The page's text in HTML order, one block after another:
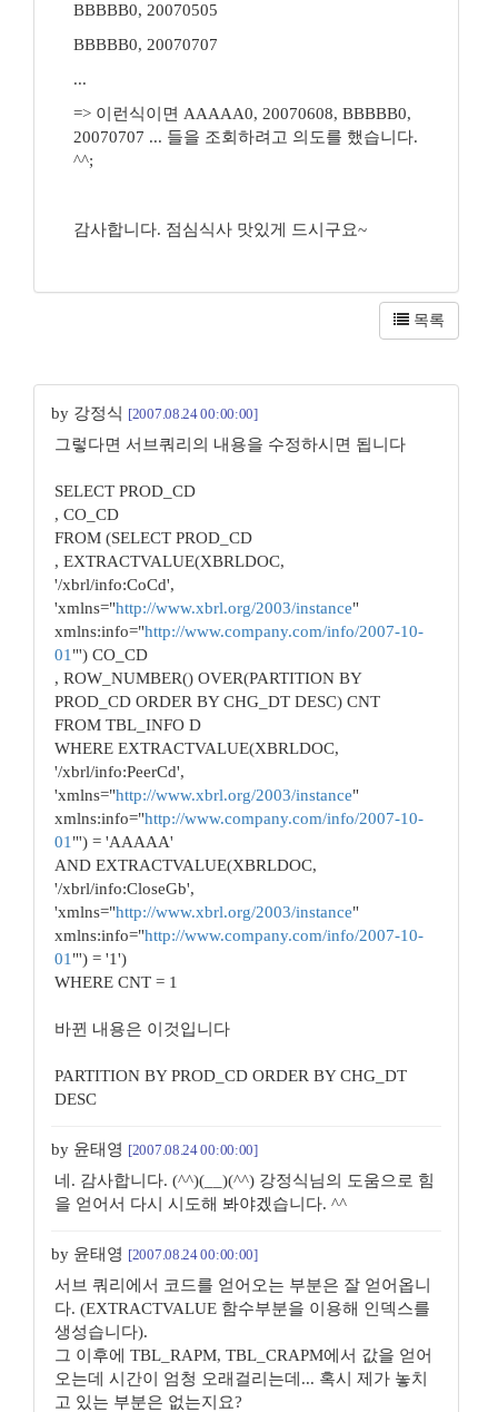
BBBBB0, 20070505
BBBBB0, 20070707
...
=> 이런식이면 AAAAA0, 20070608, BBBBB0,
20070707 ... 들을 조회하려고 의도를 했습니다.
^^;
감사합니다. 점심식사 맛있게 드시구요~
목록
by 강정식 [2007.08.24 00:00:00]
그렇다면 서브쿼리의 내용을 수정하시면 됩니다
SELECT PROD_CD
, CO_CD
FROM (SELECT PROD_CD
, EXTRACTVALUE(XBRLDOC,
'/xbrl/info:CoCd',
'xmlns="http://www.xbrl.org/2003/instance"
xmlns:info="http://www.company.com/info/2007-10-
01 "') CO_CD
, ROW_NUMBER() OVER(PARTITION BY
PROD_CD ORDER BY CHG_DT DESC) CNT
FROM TBL_INFO D
WHERE EXTRACTVALUE(XBRLDOC,
'/xbrl/info:PeerCd',
'xmlns="http://www.xbrl.org/2003/instance"
xmlns:info="http://www.company.com/info/2007-10-
01 "') = 'AAAAA'
AND EXTRACTVALUE(XBRLDOC,
'/xbrl/info:CloseGb',
'xmlns="http://www.xbrl.org/2003/instance"
xmlns:info="http://www.company.com/info/2007-10-
01 "') = '1')
WHERE CNT = 1
바뀐 내용은 이것입니다
PARTITION BY PROD_CD ORDER BY CHG_DT
DESC
by 윤태영 [2007.08.24 00:00:00]
네. 감사합니다. (^^)(__)(^^) 강정식님의 도움으로 힘
을 얻어서 다시 시도해 봐야겠습니다. ^^
by 윤태영 [2007.08.24 00:00:00]
서브 쿼리에서 코드를 얻어오는 부분은 잘 얻어옵니
다. (EXTRACTVALUE 함수부분을 이용해 인덱스를
생성습니다).
그 이후에 TBL_RAPM, TBL_CRAPM에서 값을 얻어
오는데 시간이 엄청 오래걸리는데... 혹시 제가 놓치
고 있는 부분은 없는지요?